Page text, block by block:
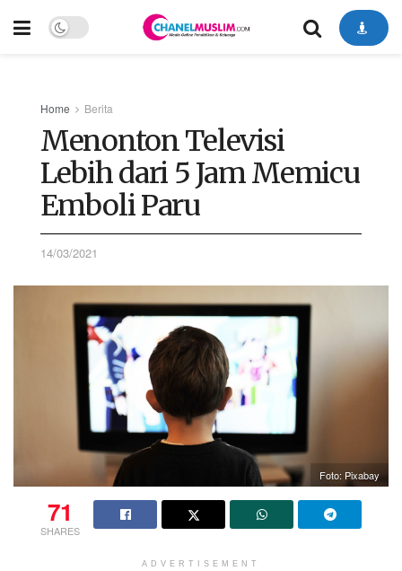
Home Berita
Menonton Televisi
Lebih dari 5 Jam Memicu
Emboli Paru
14/03/2021
Foto: Pixabay
71
SHARES
ADVERTISEMENT